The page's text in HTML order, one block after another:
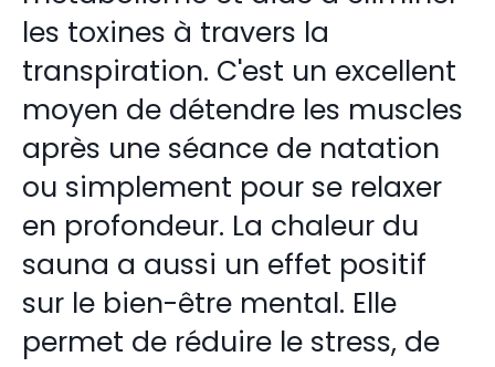
les toxines à travers la
transpiration. C'est un excellent
moyen de détendre les muscles
après une séance de natation
ou simplement pour se relaxer
en profondeur. La chaleur du
sauna a aussi un effet positif
sur le bien-être mental. Elle
permet de réduire le stress, de